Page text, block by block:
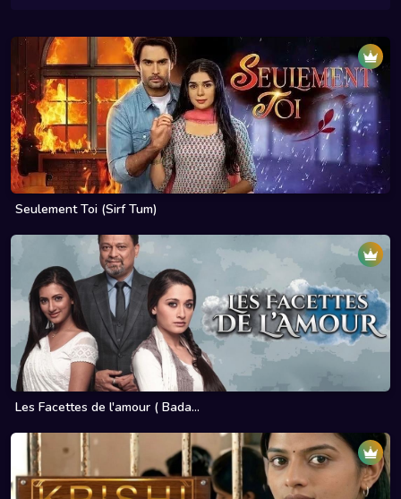
Seulement Toi (Sirf Tum)
Les Facettes de l'amour ( Bada...